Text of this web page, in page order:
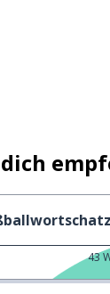
43